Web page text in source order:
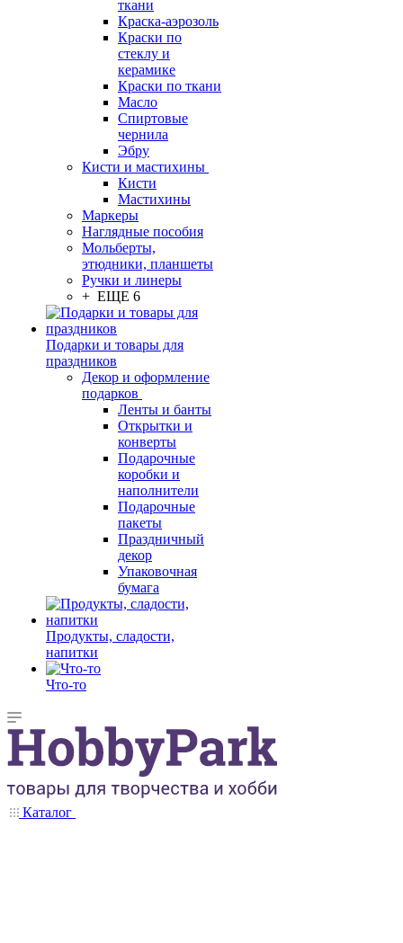
ткани
Краска-аэрозоль
Краски по
стеклу и
керамике
Краски по ткани
Масло
Спиртовые
чернила
Эбру
Кисти и мастихины
Кисти
Мастихины
Маркеры
Наглядные пособия
Мольберты,
этюдники, планшеты
Ручки и линеры
+ ЕЩЕ 6
Подарки и товары для
праздников
Декор и оформление
подарков
Ленты и банты
Открытки и
конверты
Подарочные
коробки и
наполнители
Подарочные
пакеты
Праздничный
декор
Упаковочная
бумага
Продукты, сладости,
напитки
Что-то
Каталог